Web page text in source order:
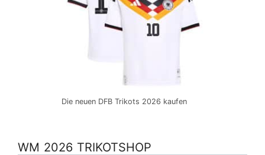
Die neuen DFB Trikots 2026 kaufen
WM 2026 TRIKOTSHOP